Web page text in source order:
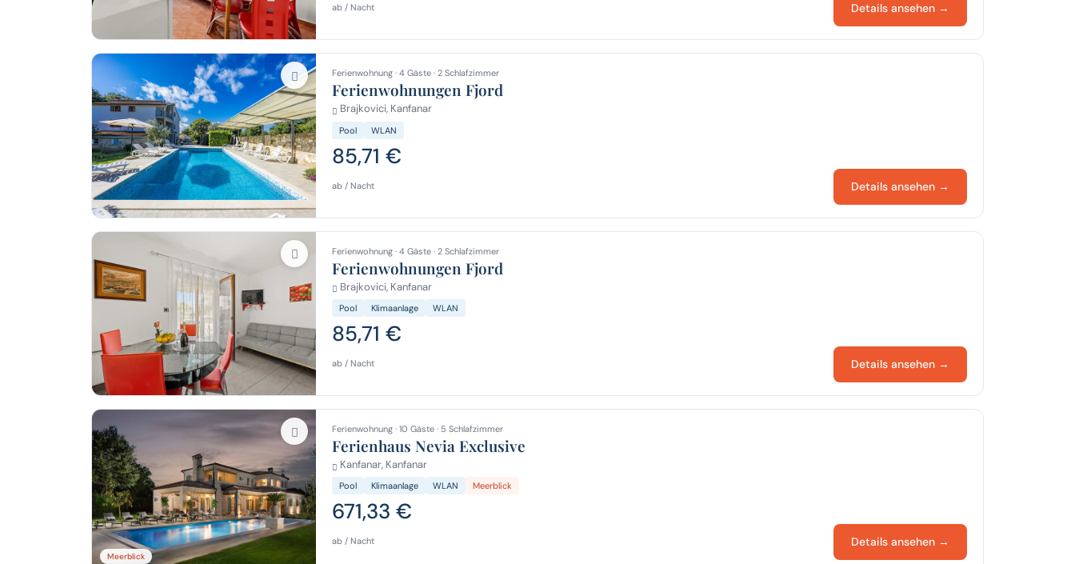
ab / Nacht Details ansehen →
Ferienwohnung · 4 Gäste · 2 Schlafzimmer
Ferienwohnungen Fjord
Brajkovici, Kanfanar
Pool WLAN
85,71 €
ab / Nacht Details ansehen →
Ferienwohnung · 4 Gäste · 2 Schlafzimmer
Ferienwohnungen Fjord
Brajkovici, Kanfanar
Pool Klimaanlage WLAN
85,71 €
ab / Nacht Details ansehen →
Meerblick
Ferienwohnung · 10 Gäste · 5 Schlafzimmer
Ferienhaus Nevia Exclusive
Kanfanar, Kanfanar
Pool Klimaanlage WLAN Meerblick
671,33 €
ab / Nacht Details ansehen →